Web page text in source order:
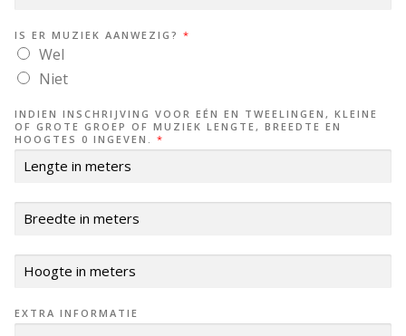
IS ER MUZIEK AANWEZIG? *
Wel
Niet
INDIEN INSCHRIJVING VOOR EÉN EN TWEELINGEN, KLEINE
OF GROTE GROEP OF MUZIEK LENGTE, BREEDTE EN
HOOGTES 0 INGEVEN. *
EXTRA INFORMATIE